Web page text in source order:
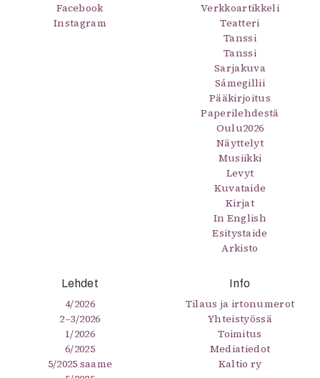
Facebook
Instagram
Verkkoartikkeli
Teatteri
Tanssi
Tanssi
Sarjakuva
Sámegillii
Pääkirjoitus
Paperilehdestä
Oulu2026
Näyttelyt
Musiikki
Levyt
Kuvataide
Kirjat
In English
Esitystaide
Arkisto
Lehdet
4/2026
2–3/2026
1/2026
6/2025
5/2025 saame
Info
Tilaus ja irtonumerot
Yhteistyössä
Toimitus
Mediatiedot
Kaltio ry